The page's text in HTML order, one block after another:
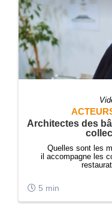
Architectes des
Quelles sont les
il accompagne les
5 min